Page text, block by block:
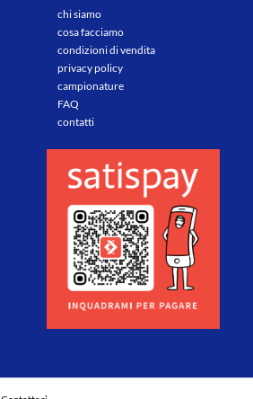
chi siamo
cosa facciamo
condizioni di vendita
privacy policy
campionature
FAQ
contatti